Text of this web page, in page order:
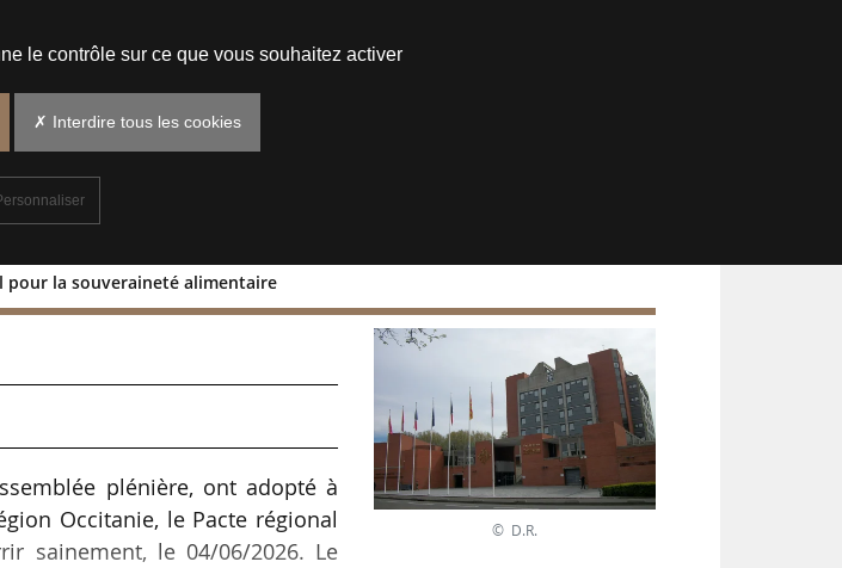
pour la souveraineté alimentaire
Pacte régional pour
plénière, ont adopté à
Occitanie, le Pacte régional
sainement, le 04/06/2026. Le
© D.R.
le contrôle sur ce que vous souhaitez activer
✗ Interdire tous les cookies